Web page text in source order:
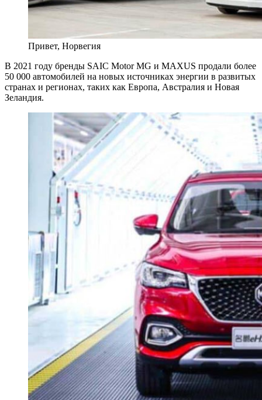
Привет, Норвегия
В 2021 году бренды SAIC Motor MG и MAXUS продали более
50 000 автомобилей на новых источниках энергии в развитых
странах и регионах, таких как Европа, Австралия и Новая
Зеландия.